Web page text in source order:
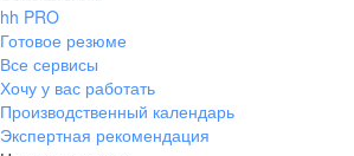
hh PRO
Готовое резюме
Все сервисы
Хочу у вас работать
Производственный календарь
Экспертная рекомендация